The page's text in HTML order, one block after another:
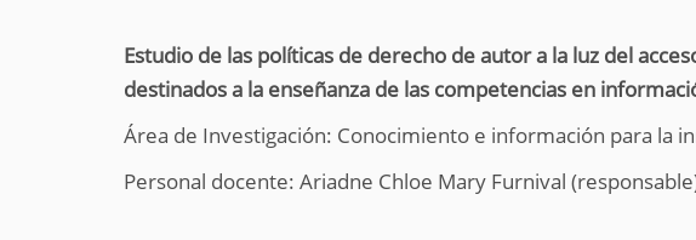
Estudio de las políticas de derecho de autor a la luz del
destinados a la enseñanza de las competencias en
Área de Investigación: Conocimiento e información para la
Personal docente: Ariadne Chloe Mary Furnival